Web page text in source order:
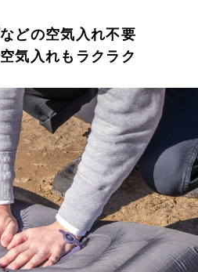
どの空気入れ不要
気入れもラクラク